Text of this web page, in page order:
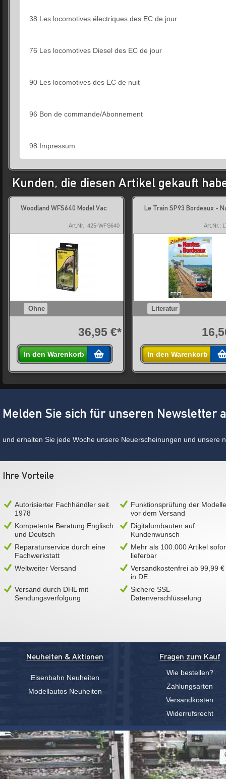
38 Les locomotives électriques des EC de jour
76 Les locomotives Diesel des EC de jour
90 Les locomotives des EC de nuit
96 Bon de commande/Abonnement
98 Impressum
Kunden, die diesen Artikel gekauft
Woodland WFS640 Model Vac
Art.Nr.: 425-WFS640
Ohne
36,95 €*
In den Warenkorb
Le Train SP93 Bordeaux -
Art.Nr.:
Literatur
In den Warenkorb
Melden Sie sich für unseren Newsletter
und erhalten Sie jede Woche unsere Neuerscheinungen und unsere
Ihre Vorteile
Autorisierter Fachhändler seit
1978
Funktionsprüfung der Modelle
vor dem Versand
Kompetente Beratung Englisch
und Deutsch
Digitalumbauten auf
Kundenwunsch
Reparaturservice durch eine
Fachwerkstatt
Mehr als 100.000 Artikel
lieferbar
Weltweiter Versand
Versandkostenfrei ab 99,99 €
in DE
Versand durch DHL mit
Sendungsverfolgung
Sichere SSL-
Datenverschlüsselung
Neuheiten & Aktionen
Eisenbahn Neuheiten
Modellautos Neuheiten
Fragen zum Kauf
Wie bestellen?
Zahlungsarten
Versandkosten
Widerrufsrecht